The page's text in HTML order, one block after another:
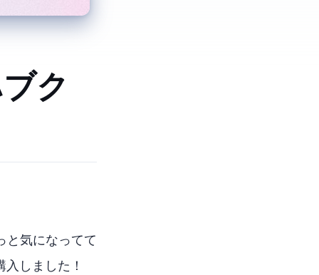
ブ ク
と気になってて
購入しました！